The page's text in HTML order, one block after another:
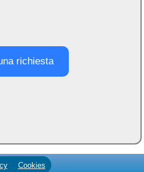
richiesta
Cookies